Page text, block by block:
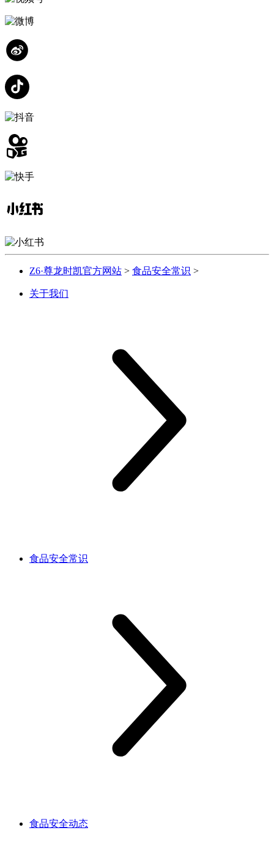
Z6·尊龙时凯官方网站 > 食品安全常识 >
关于我们
食品安全常识
食品安全动态